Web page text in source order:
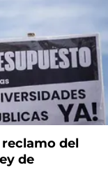
del
de